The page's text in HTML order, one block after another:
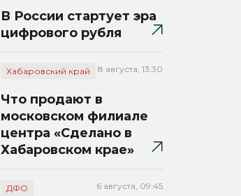
В России стартует эра
цифрового рубля
Хабаровский край 8 августа, 13:30
Что продают в
московском филиале
центра «Сделано в
Хабаровском крае»
ДФО 6 августа, 09:45